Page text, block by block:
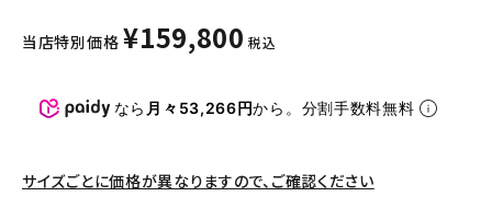
スニーカー・ブーツ
パンツ・ショーツ
COLLABORATION BRAND
当店特別価格 ¥159,800 税込
なら 月々53,266円から。分割手数料無料
サイズごとに価格が異なりますので、ご確認ください